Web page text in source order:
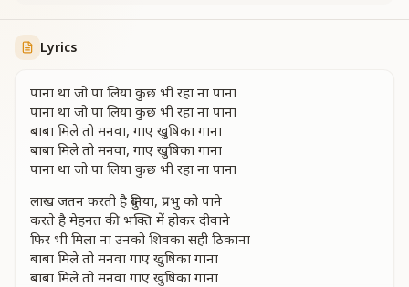
Lyrics
पाना था जो पा लिया कुछ भी रहा ना पाना
पाना था जो पा लिया कुछ भी रहा ना पाना
बाबा मिले तो मनवा, गाए खुषिका गाना
बाबा मिले तो मनवा, गाए खुषिका गाना
पाना था जो पा लिया कुछ भी रहा ना पाना
लाख जतन करती है दुनिया, प्रभु को पाने
करते है मेहनत की भक्ति में होकर दीवाने
फिर भी मिला ना उनको शिवका सही ठिकाना
बाबा मिले तो मनवा गाए खुषिका गाना
बाबा मिले तो मनवा गाए खुषिका गाना